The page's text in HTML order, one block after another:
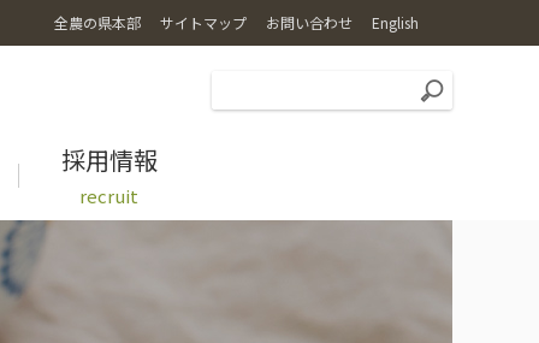
全農の県本部 サイトマップ お問い合わせ English
採用情報
recruit
広報誌
特別栽培米コシヒカリ乙姫米
レシピ